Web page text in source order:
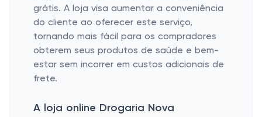
grátis. A loja visa aumentar a conveniência
do cliente ao oferecer este serviço,
tornando mais fácil para os compradores
obterem seus produtos de saúde e bem-
estar sem incorrer em custos adicionais de
frete.
A loja online Drogaria Nova